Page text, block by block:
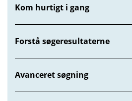
Kom hurtigt i gang
Forstå søgeresultaterne
Avanceret søgning